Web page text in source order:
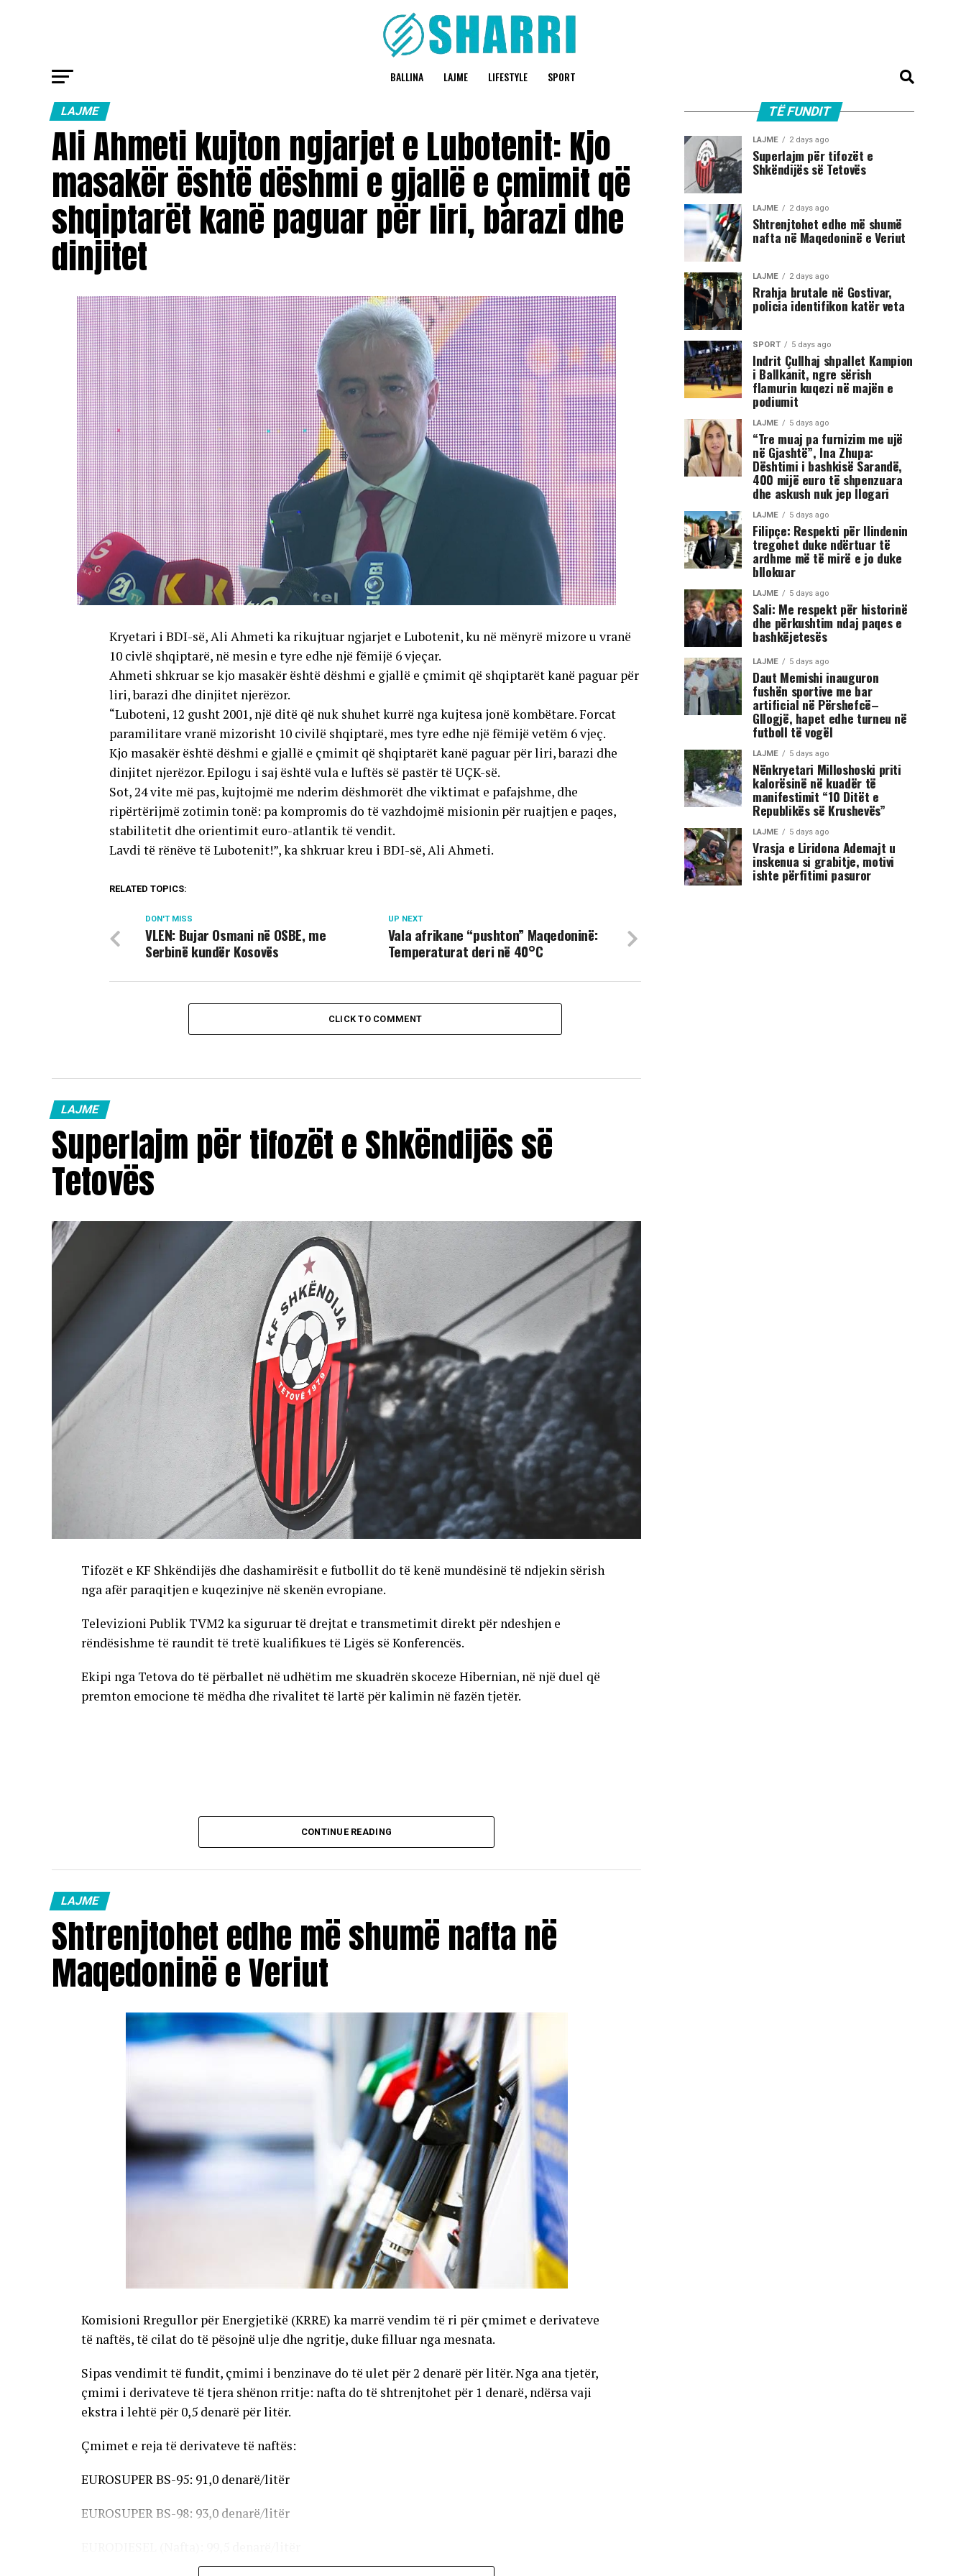
BALLINA LAJME LIFESTYLE SPORT
LAJME
Ali Ahmeti kujton ngjarjet e Lubotenit: Kjo
masakër është dëshmi e gjallë e çmimit që
shqiptarët kanë paguar për liri, barazi dhe
dinjitet
Kryetari i BDI-së, Ali Ahmeti ka rikujtuar ngjarjet e Lubotenit, ku në mënyrë mizore u vranë
10 civlë shqiptarë, në mesin e tyre edhe një fëmijë 6 vjeçar.
Ahmeti shkruar se kjo masakër është dëshmi e gjallë e çmimit që shqiptarët kanë paguar për
liri, barazi dhe dinjitet njerëzor.
“Luboteni, 12 gusht 2001, një ditë që nuk shuhet kurrë nga kujtesa jonë kombëtare. Forcat
paramilitare vranë mizorisht 10 civilë shqiptarë, mes tyre edhe një fëmijë vetëm 6 vjeç.
Kjo masakër është dëshmi e gjallë e çmimit që shqiptarët kanë paguar për liri, barazi dhe
dinjitet njerëzor. Epilogu i saj është vula e luftës së pastër të UÇK-së.
Sot, 24 vite më pas, kujtojmë me nderim dëshmorët dhe viktimat e pafajshme, dhe
ripërtërijmë zotimin tonë: pa kompromis do të vazhdojmë misionin për ruajtjen e paqes,
stabilitetit dhe orientimit euro-atlantik të vendit.
Lavdi të rënëve të Lubotenit!”, ka shkruar kreu i BDI-së, Ali Ahmeti.
RELATED TOPICS:
UP NEXT
Vala afrikane “pushton” Maqedoninë:
Temperaturat deri në 40°C
DON'T MISS
VLEN: Bujar Osmani në OSBE, me
Serbinë kundër Kosovës
CLICK TO COMMENT
LAJME
Superlajm për tifozët e Shkëndijës së
Tetovës
Tifozët e KF Shkëndijës dhe dashamirësit e futbollit do të kenë mundësinë të ndjekin sërish
nga afër paraqitjen e kuqezinjve në skenën evropiane.
Televizioni Publik TVM2 ka siguruar të drejtat e transmetimit direkt për ndeshjen e
rëndësishme të raundit të tretë kualifikues të Ligës së Konferencës.
Ekipi nga Tetova do të përballet në udhëtim me skuadrën skoceze Hibernian, në një duel që
premton emocione të mëdha dhe rivalitet të lartë për kalimin në fazën tjetër.
CONTINUE READING
LAJME
Shtrenjtohet edhe më shumë nafta në
Maqedoninë e Veriut
Komisioni Rregullor për Energjetikë (KRRE) ka marrë vendim të ri për çmimet e derivateve
të naftës, të cilat do të pësojnë ulje dhe ngritje, duke filluar nga mesnata.
Sipas vendimit të fundit, çmimi i benzinave do të ulet për 2 denarë për litër. Nga ana tjetër,
çmimi i derivateve të tjera shënon rritje: nafta do të shtrenjtohet për 1 denarë, ndërsa vaji
ekstra i lehtë për 0,5 denarë për litër.
Çmimet e reja të derivateve të naftës:
EUROSUPER BS-95: 91,0 denarë/litër
EUROSUPER BS-98: 93,0 denarë/litër
TË FUNDIT
LAJME 2 days ago
Superlajm për tifozët e
Shkëndijës së Tetovës
LAJME 2 days ago
Shtrenjtohet edhe më shumë
nafta në Maqedoninë e Veriut
LAJME 2 days ago
Rrahja brutale në Gostivar,
policia identifikon katër veta
SPORT 5 days ago
Indrit Çullhaj shpallet Kampion
i Ballkanit, ngre sërish
flamurin kuqezi në majën e
podiumit
LAJME 5 days ago
“Tre muaj pa furnizim me ujë
në Gjashtë”, Ina Zhupa:
Dështimi i bashkisë Sarandë,
400 mijë euro të shpenzuara
dhe askush nuk jep llogari
LAJME 5 days ago
Filipçe: Respekti për Ilindenin
tregohet duke ndërtuar të
ardhme më të mirë e jo duke
bllokuar
LAJME 5 days ago
Sali: Me respekt për historinë
dhe përkushtim ndaj paqes e
bashkëjetesës
LAJME 5 days ago
Daut Memishi inauguron
fushën sportive me bar
artificial në Përshefcë–
Gllogjë, hapet edhe turneu në
futboll të vogël
LAJME 5 days ago
Nënkryetari Milloshoski priti
kalorësinë në kuadër të
manifestimit “10 Ditët e
Republikës së Krushevës”
LAJME 5 days ago
Vrasja e Liridona Ademajt u
inskenua si grabitje, motivi
ishte përfitimi pasuror